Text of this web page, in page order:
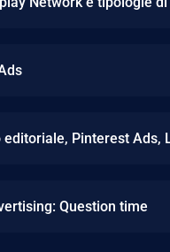
Pinterest Ads,
Question time